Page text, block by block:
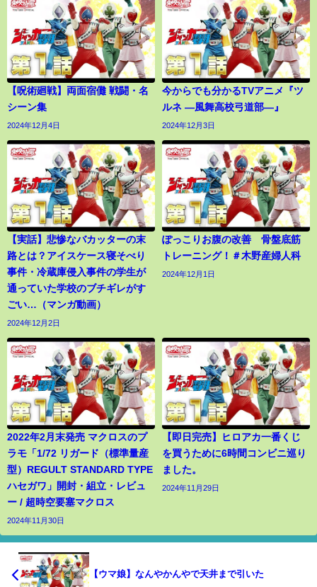
【呪術廻戦】両面宿儺 戦闘・名
シーン集
2024年12月4日
今からでも分かるTVアニメ『ツ
ルネ ―風舞高校弓道部―』
2024年12月3日
【実話】悲惨なバカッターの末
路とは？アイスケース寝そべり
事件・冷蔵庫侵入事件の学生が
通っていた学校のブチギレがす
ごい…（マンガ動画）
2024年12月2日
ぽっこりお腹の改善 骨盤底筋
トレーニング！＃木野産婦人科
2024年12月1日
2022年2月末発売 マクロスのプ
ラモ「1/72 リガード（標準量産
型）REGULT STANDARD TYPE
ハセガワ」開封・組立・レビュ
ー / 超時空要塞マクロス
2024年11月30日
【即日完売】ヒロアカ一番くじ
を買うために6時間コンビニ巡り
ました。
2024年11月29日
【ウマ娘】なんやかんやで天井まで引いた